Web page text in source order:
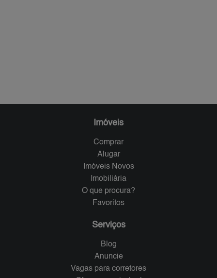
Imóveis
Comprar
Alugar
Imóveis Novos
Imobiliária
O que procura?
Favoritos
Serviços
Blog
Anuncie
Vagas para corretores